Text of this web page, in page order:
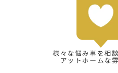
様々な悩み事を相
アットホームな雰